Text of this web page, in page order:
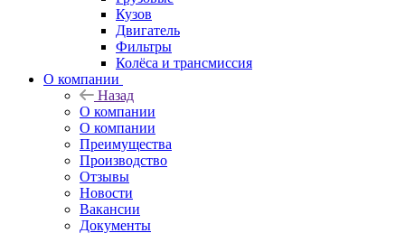
Кузов
Двигатель
Фильтры
Колёса и трансмиссия
О компании
Назад
О компании
О компании
Преимущества
Производство
Отзывы
Новости
Вакансии
Документы